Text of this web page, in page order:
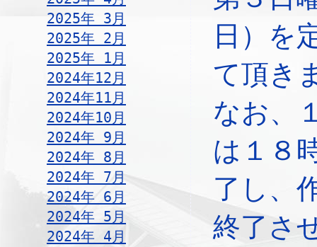
2025年 3月
2025年 2月
2025年 1月
2024年12月
2024年11月
2024年10月
2024年 9月
2024年 8月
2024年 7月
2024年 6月
2024年 5月
2024年 4月
日）を
て頂き
なお、
は１８
了し、
終了さ